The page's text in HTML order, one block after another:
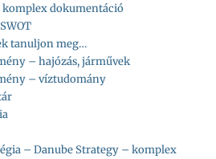
dokumentáció
tanuljon meg…
– hajózás, járművek
– víztudomány
– Danube Strategy – komplex